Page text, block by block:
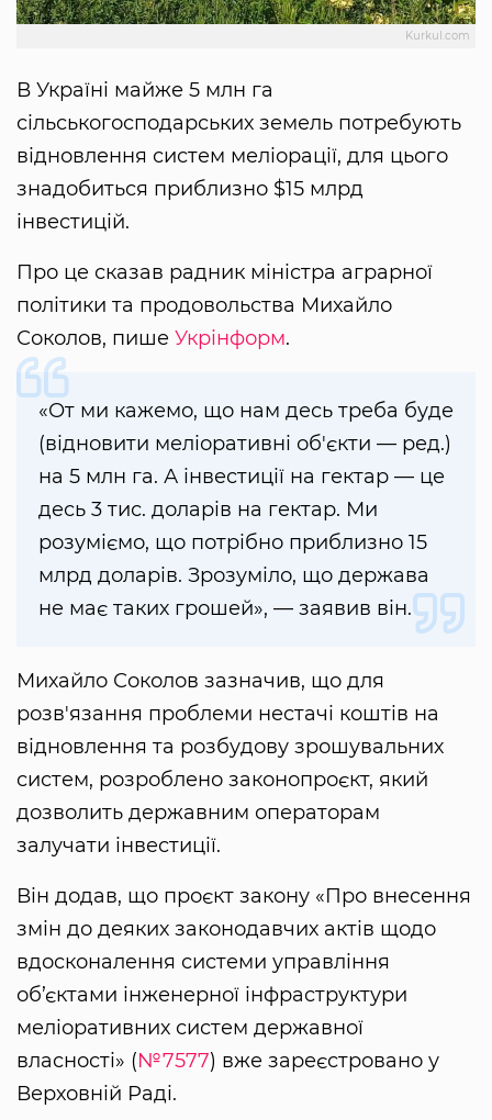
Kurkul.com
В Україні майже 5 млн га
сільськогосподарських земель потребують
відновлення систем меліорації, для цього
знадобиться приблизно $15 млрд
інвестицій.
Про це сказав радник міністра аграрної
політики та продовольства Михайло
Соколов, пише Укрінформ.
«От ми кажемо, що нам десь треба буде
(відновити меліоративні об'єкти — ред.)
на 5 млн га. А інвестиції на гектар — це
десь 3 тис. доларів на гектар. Ми
розуміємо, що потрібно приблизно 15
млрд доларів. Зрозуміло, що держава
не має таких грошей», — заявив він.
Михайло Соколов зазначив, що для
розв'язання проблеми нестачі коштів на
відновлення та розбудову зрошувальних
систем, розроблено законопроєкт, який
дозволить державним операторам
залучати інвестиції.
Він додав, що проєкт закону «Про внесення
змін до деяких законодавчих актів щодо
вдосконалення системи управління
об’єктами інженерної інфраструктури
меліоративних систем державної
власності» (№7577) вже зареєстровано у
Верховній Раді.